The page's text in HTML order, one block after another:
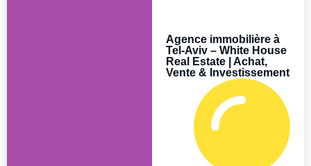
Agence immobilière à
Tel-Aviv – White House
Real Estate | Achat,
Vente & Investissement